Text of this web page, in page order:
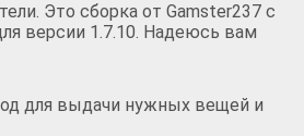
Это сборка от Gamster237 с
версии 1.7.10. Надеюсь вам
для выдачи нужных вещей и